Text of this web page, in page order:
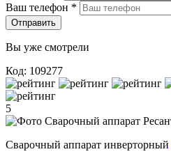
Ваш телефон *
Отправить
Вы уже смотрели
Код: 109277
5
Сварочный аппарат инверторный